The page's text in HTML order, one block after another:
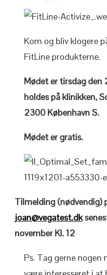
Kom og bliv klogere
FitLine produkterne.
Mødet er tirsdag den
holdes på klinikken,
2300 København S.
Mødet er gratis.
Tilmelding (nødvendig)
joan@vegatest.dk
november Kl. 12
Ps. Tag gerne nogen